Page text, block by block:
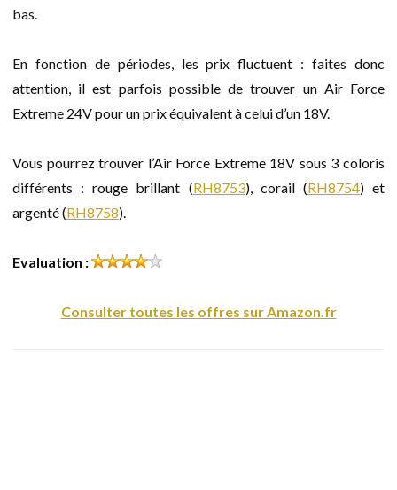
bas.
En fonction de périodes, les prix fluctuent : faites donc
attention, il est parfois possible de trouver un Air Force
Extreme 24V pour un prix équivalent à celui d’un 18V.
Vous pourrez trouver l’Air Force Extreme 18V sous 3 coloris
différents : rouge brillant (RH8753), corail (RH8754) et
argenté (RH8758).
Evaluation :
Consulter toutes les offres sur Amazon.fr